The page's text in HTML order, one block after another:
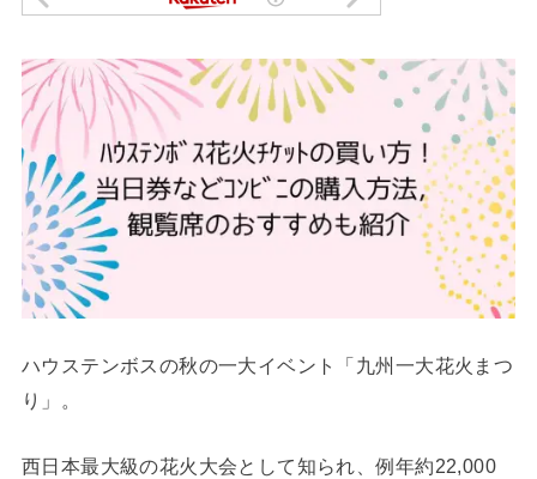
ハウステンボスの秋の一大イベント「九州一大花火まつ
り」。
西日本最大級の花火大会として知られ、例年約22,000